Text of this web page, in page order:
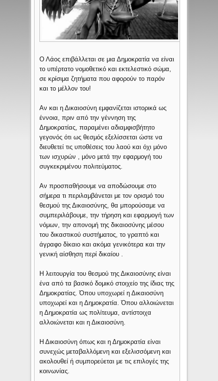
Ο Λάος επιβάλλεται σε μια Δημοκρατία να είναι
το υπέρτατο νομοθετικό και εκτελεστικό σώμα,
σε κρίσιμα ζητήματα που αφορούν το παρόν
και το μέλλον του!
Αν και η Δικαιοσύνη εμφανίζεται ιστορικά ως
έννοια, πριν από την γέννηση της
Δημοκρατίας, παραμένει αδιαμφισβήτητο
γεγονός ότι ως θεσμός εξελίσσεται ώστε να
διευθετεί τις υποθέσεις του λαού και όχι μόνο
των ισχυρών , μόνο μετά την εφαρμογή του
συγκεκριμένου πολιτεύματος.
Αν προσπαθήσουμε να αποδώσουμε στο
σήμερα τι περιλαμβάνεται με τον ορισμό του
θεσμού της Δικαιοσύνης, θα μπορούσαμε να
συμπεριλάβουμε, την τήρηση και εφαρμογή των
νόμων, την απονομή της δικαιοσύνης μέσου
του δικαστικού συστήματος, το γραπτό και
άγραφο δίκαιο και ακόμα γενικότερα και την
γενική αίσθηση περί δικαίου .
Η λειτουργία του θεσμού της Δικαιοσύνης είναι
ένα από τα βασικό δομικό στοιχείο της ίδιας της
Δημοκρατίας. Όπου υποχωρεί η Δικαιοσύνη
υποχωρεί και η Δημοκρατία. Όπου αλλοιώνεται
η Δημοκρατία ως πολίτευμα, αντίστοιχα
αλλοιώνεται και η Δικαιοσύνη.
Η Δικαιοσύνη όπως και η Δημοκρατία είναι
συνεχώς μεταβαλλόμενη και εξελισσόμενη και
ακολουθεί ή συμπορεύεται με τις επιλογές της
κοινωνίας.